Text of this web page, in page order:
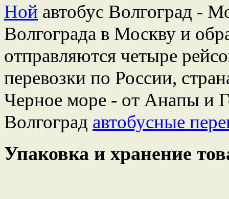
Ной автобус Волгоград -
Волгограда в Москву и
отправляются четыре
перевозки по России,
Черное море - от Анапы и
Волгоград автобусные
Упаковка и хранение